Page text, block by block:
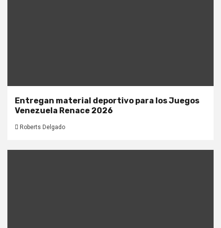
Entregan material deportivo para los Juegos
Venezuela Renace 2026
Roberts Delgado